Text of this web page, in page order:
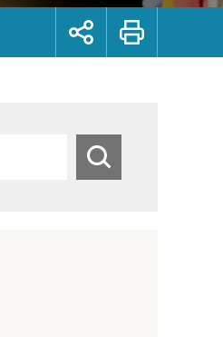
展
鈕
列
搜
尋